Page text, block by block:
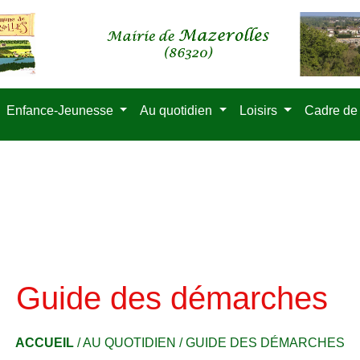
Enfance-Jeunesse Au quotidien Loisirs Cadre
Guide des démarches
ACCUEIL /AU QUOTIDIEN /GUIDE DES DÉMARCHES